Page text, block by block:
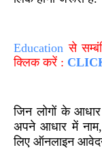
Education से
क्लिक करें :
जिन लोगों के
अपने आधार में नाम
लिए ऑनलाइन